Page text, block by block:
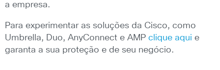
a empresa.
Para experimentar as soluções da Cisco, como
Umbrella, Duo, AnyConnect e AMP clique aqui e
garanta a sua proteção e de seu negócio.